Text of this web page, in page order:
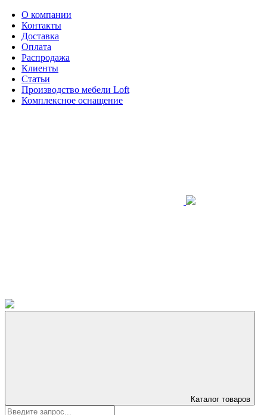
О компании
Контакты
Доставка
Оплата
Распродажа
Клиенты
Статьи
Производство мебели Loft
Комплексное оснащение
Каталог товаров